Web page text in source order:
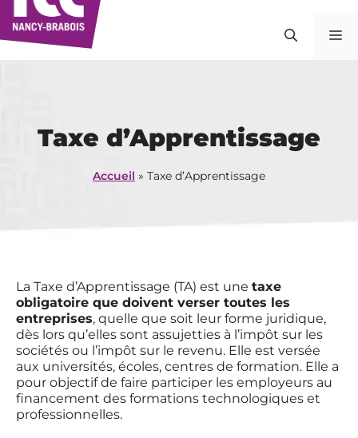
au
contenu
Taxe d’Apprentissage
Accueil » Taxe d’Apprentissage
La Taxe d’Apprentissage (TA) est une taxe
obligatoire que doivent verser toutes les
entreprises, quelle que soit leur forme juridique,
dès lors qu’elles sont assujetties à l’impôt sur les
sociétés ou l’impôt sur le revenu. Elle est versée
aux universités, écoles, centres de formation. Elle a
pour objectif de faire participer les employeurs au
financement des formations technologiques et
professionnelles.